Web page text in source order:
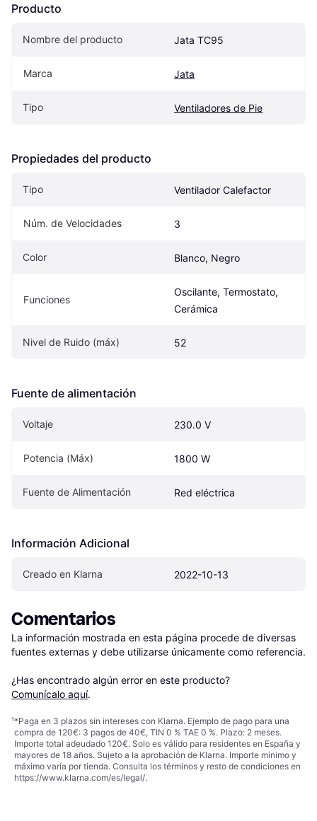
Producto
Nombre del producto Jata TC95
Marca Jata
Tipo Ventiladores de Pie
Propiedades del producto
Tipo Ventilador Calefactor
Núm. de Velocidades 3
Color Blanco, Negro
Funciones
Oscilante, Termostato,
Cerámica
Nivel de Ruido (máx) 52
Fuente de alimentación
Voltaje 230.0 V
Potencia (Máx) 1800 W
Fuente de Alimentación Red eléctrica
Información Adicional
Creado en Klarna 2022-10-13
Comentarios
La información mostrada en esta página procede de diversas
fuentes externas y debe utilizarse únicamente como referencia.
¿Has encontrado algún error en este producto?
Comunícalo aquí.
¹*Paga en 3 plazos sin intereses con Klarna. Ejemplo de pago para una
compra de 120€: 3 pagos de 40€, TIN 0 % TAE 0 %. Plazo: 2 meses.
Importe total adeudado 120€. Solo es válido para residentes en España y
mayores de 18 años. Sujeto a la aprobación de Klarna. Importe mínimo y
máximo varía por tienda. Consulta los términos y resto de condiciones en
https://www.klarna.com/es/legal/.